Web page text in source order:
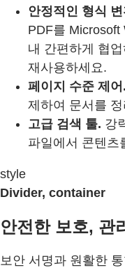
안정적인 형식 변
PDF를 Microsoft
내 간편하게 협
재사용하세요.
페이지 수준 제어.
제하여 문서를
고급 검색 툴. 강
파일에서 콘텐츠
style
Divider, container
안전한 보호, 관
보안 서명과 원활한